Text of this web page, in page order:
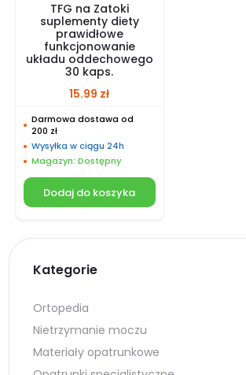
TFG na Zatoki
suplementy diety
prawidłowe
funkcjonowanie
układu oddechowego
30 kaps.
15.99 zł
Darmowa dostawa od
200 zł
Wysyłka w ciągu 24h
Magazyn: Dostępny
Dodaj do koszyka
Kategorie
Ortopedia
Nietrzymanie moczu
Materiały opatrunkowe